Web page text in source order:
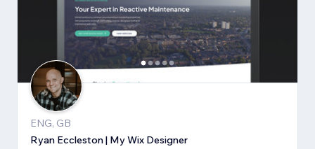
ENG, GB
Ryan Eccleston | My Wix Designer